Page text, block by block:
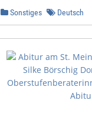
Sonstiges Deutsch